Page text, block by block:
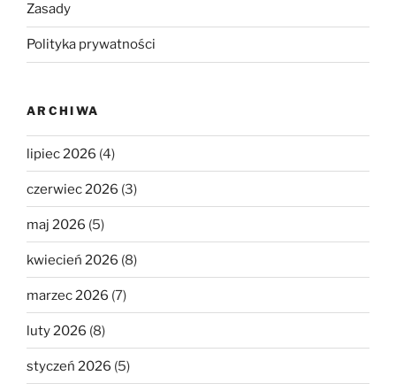
Zasady
Polityka prywatności
ARCHIWA
lipiec 2026 (4)
czerwiec 2026 (3)
maj 2026 (5)
kwiecień 2026 (8)
marzec 2026 (7)
luty 2026 (8)
styczeń 2026 (5)